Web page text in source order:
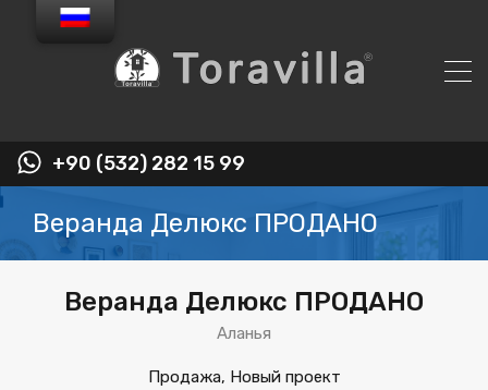
+90 (532) 282 15 99
Веранда Делюкс ПРОДАНО
Веранда Делюкс ПРОДАНО
Аланья
Продажа, Новый проект